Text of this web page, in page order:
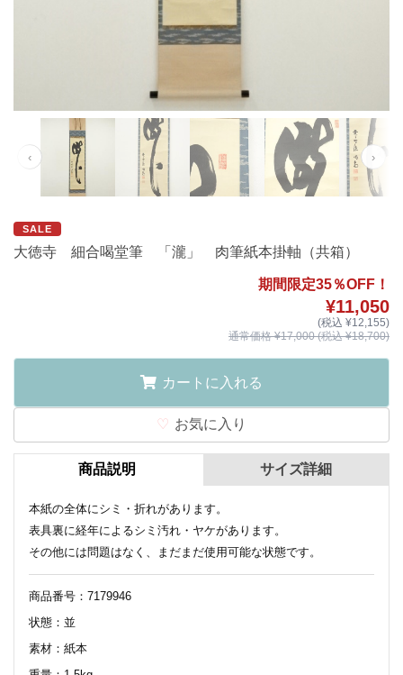
‹ ›
SALE
大徳寺 細合喝堂筆 「瀧」 肉筆紙本掛軸（共箱）
期間限定35％OFF！
¥11,050
(税込 ¥12,155)
通常価格 ¥17,000 (税込 ¥18,700)
カートに入れる
お気に入り
商品説明
本紙の全体にシミ・折れがあります。
表具裏に経年によるシミ汚れ・ヤケがあります。
その他には問題はなく、まだまだ使用可能な状態です。
商品番号：7179946
状態：並
素材：紙本
サイズ詳細